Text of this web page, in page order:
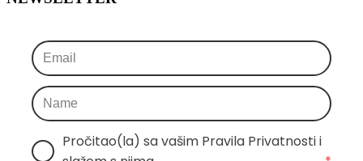
Pročitao(la) sa vašim Pravila Privatnosti i